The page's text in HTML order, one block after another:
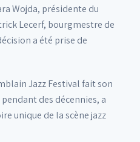
Wojda, présidente du
Lecerf, bourgmestre de
a été prise de
Jazz Festival fait son
des décennies, a
unique de la scène jazz